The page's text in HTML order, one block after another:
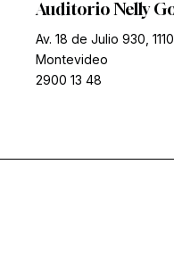
Auditorio Nelly
Av. 18 de Julio 930,
Montevideo
2900 13 48